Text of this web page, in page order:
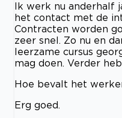
Ik werk nu anderhalf
het contact met de
Contracten worden
zeer snel. Zo nu en
leerzame cursus
mag doen. Verder
Hoe bevalt het
Erg goed.